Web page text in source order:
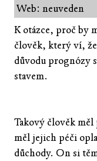
Web: neuveden
K otázce, proč by
člověk, který ví,
důvodu prognózy
stavem.
Takový člověk
měl jejich péči
důchody. On si